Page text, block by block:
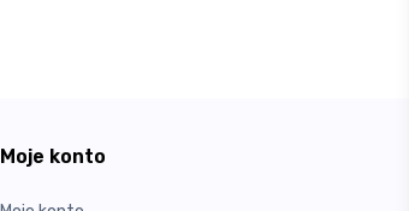
Moje konto